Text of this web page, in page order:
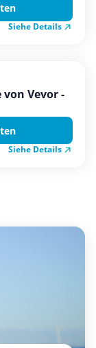
Siehe Details
Vevor -
Siehe Details